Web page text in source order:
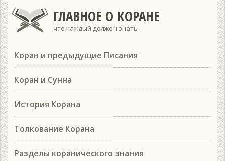
ГЛАВНОЕ О КОРАНЕ
что каждый должен знать
Коран и предыдущие Писания
Коран и Сунна
История Корана
Толкование Корана
Разделы коранического знания